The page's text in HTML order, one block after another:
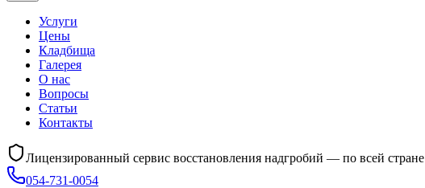
Услуги
Цены
Кладбища
Галерея
О нас
Вопросы
Статьи
Контакты
Лицензированный сервис восстановления надгробий — по всей стране
054-731-0054